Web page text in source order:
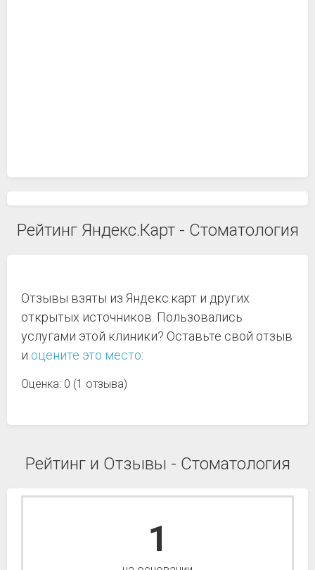
Рейтинг Яндекс.Карт - Стоматология
Отзывы взяты из Яндекс.карт и других
открытых источников. Пользовались
услугами этой клиники? Оставьте свой отзыв
и оцените это место:
Оценка: 0 (1 отзыва)
Рейтинг и Отзывы - Стоматология
1